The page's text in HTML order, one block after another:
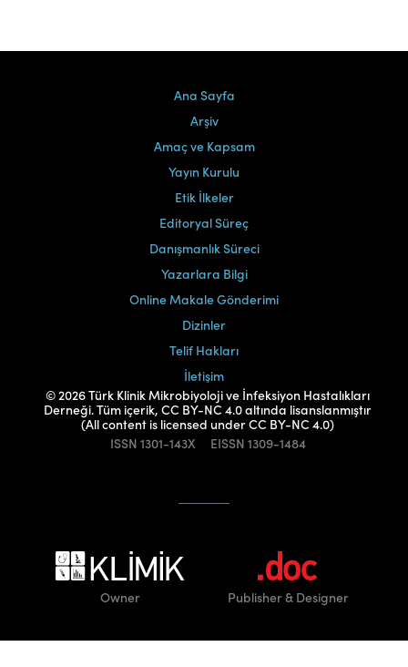
Ana Sayfa
Arşiv
Amaç ve Kapsam
Yayın Kurulu
Etik İlkeler
Editoryal Süreç
Danışmanlık Süreci
Yazarlara Bilgi
Online Makale Gönderimi
Dizinler
Telif Hakları
İletişim
© 2026 Türk Klinik Mikrobiyoloji ve İnfeksiyon Hastalıkları
Derneği. Tüm içerik, CC BY-NC 4.0 altında lisanslanmıştır
(All content is licensed under CC BY-NC 4.0)
ISSN 1301-143X EISSN 1309-1484
Owner Publisher& Designer